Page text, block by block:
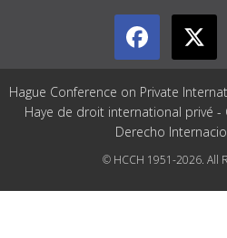
Hague Conference on Private
Haye de droit international privé -
Derecho
© HCCH 1951-2026. All